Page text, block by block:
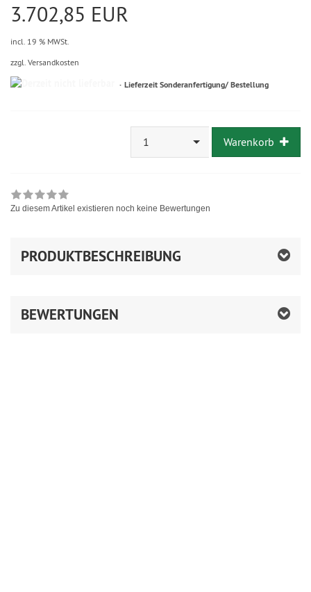
3.702,85 EUR
incl. 19 % MWSt.
zzgl. Versandkosten
Lieferzeit Sonderanfertigung/ Bestellung
1 Warenkorb
Zu diesem Artikel existieren noch keine Bewertungen
PRODUKTBESCHREIBUNG
BEWERTUNGEN